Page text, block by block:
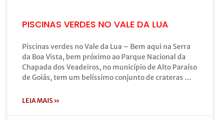
PISCINAS VERDES NO VALE DA LUA
Piscinas verdes no Vale da Lua – Bem aqui na Serra
da Boa Vista, bem próximo ao Parque Nacional da
Chapada dos Veadeiros, no município de Alto Paraíso
de Goiás, tem um belíssimo conjunto de crateras …
LEIA MAIS »